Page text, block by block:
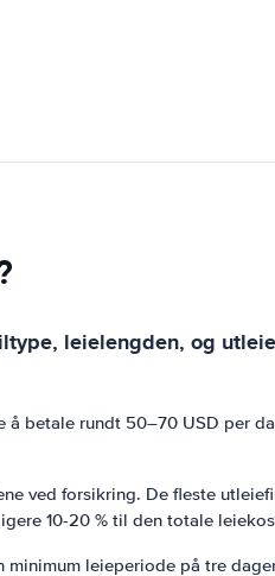
leielengden, og
betale rundt 50–70 USD per
ved forsikring. De fleste
10-20 % til den totale
leieperiode på tre